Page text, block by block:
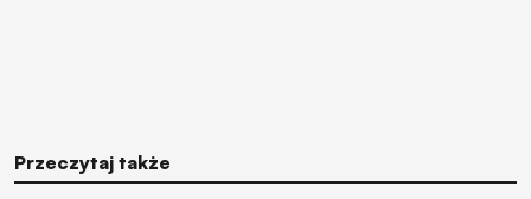
Przeczytaj także